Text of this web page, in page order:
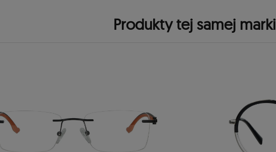
Produkty tej samej marki